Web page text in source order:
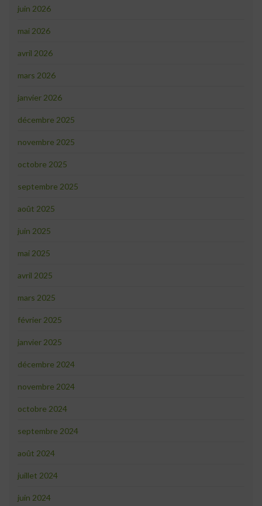
juin 2026
mai 2026
avril 2026
mars 2026
janvier 2026
décembre 2025
novembre 2025
octobre 2025
septembre 2025
août 2025
juin 2025
mai 2025
avril 2025
mars 2025
février 2025
janvier 2025
décembre 2024
novembre 2024
octobre 2024
septembre 2024
août 2024
juillet 2024
juin 2024